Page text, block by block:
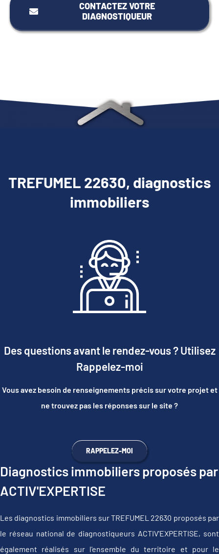
CONTACTEZ VOTRE
DIAGNOSTIQUEUR
TREFUMEL 22630, diagnostics
immobiliers
Des questions avant le rendez-vous ? Utilisez
Rappelez-moi
Vous avez besoin de renseignements précis sur votre projet et
ne trouvez pas les réponses sur le site ?
RAPPELEZ-MOI
Diagnostics immobiliers proposés par
ACTIV'EXPERTISE
Les diagnostics immobiliers sur TREFUMEL 22630 proposés par
le réseau national de diagnostiqueurs ACTIV'EXPERTISE, sont
également réalisés sur l'ensemble du territoire et pour le